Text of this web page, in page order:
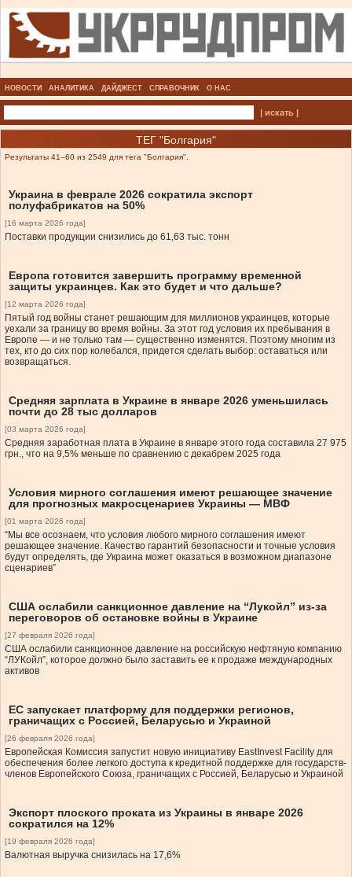
НОВОСТИ АНАЛИТИКА ДАЙДЖЕСТ СПРАВОЧНИК О НАС
| искать |
ТЕГ "Болгария"
Результаты 41–60 из 2549 для тега "Болгария".
Украина в феврале 2026 сократила экспорт
полуфабрикатов на 50%
[16 марта 2026 года]
Поставки продукции снизились до 61,63 тыс. тонн
Европа готовится завершить программу временной
защиты украинцев. Как это будет и что дальше?
[12 марта 2026 года]
Пятый год войны станет решающим для миллионов украинцев, которые
уехали за границу во время войны. За этот год условия их пребывания в
Европе — и не только там — существенно изменятся. Поэтому многим из
тех, кто до сих пор колебался, придется сделать выбор: оставаться или
возвращаться.
Средняя зарплата в Украине в январе 2026 уменьшилась
почти до 28 тыс долларов
[03 марта 2026 года]
Средняя заработная плата в Украине в январе этого года составила 27 975
грн., что на 9,5% меньше по сравнению с декабрем 2025 года
Условия мирного соглашения имеют решающее значение
для прогнозных макросценариев Украины — МВФ
[01 марта 2026 года]
“Мы все осознаем, что условия любого мирного соглашения имеют
решающее значение. Качество гарантий безопасности и точные условия
будут определять, где Украина может оказаться в возможном диапазоне
сценариев”
США ослабили санкционное давление на “Лукойл” из-за
переговоров об остановке войны в Украине
[27 февраля 2026 года]
США ослабили санкционное давление на российскую нефтяную компанию
“ЛУКойл”, которое должно было заставить ее к продаже международных
активов
ЕС запускает платформу для поддержки регионов,
граничащих с Россией, Беларусью и Украиной
[26 февраля 2026 года]
Европейская Комиссия запустит новую инициативу EastInvest Facility для
обеспечения более легкого доступа к кредитной поддержке для государств-
членов Европейского Союза, граничащих с Россией, Беларусью и Украиной
Экспорт плоского проката из Украины в январе 2026
сократился на 12%
[19 февраля 2026 года]
Валютная выручка снизилась на 17,6%